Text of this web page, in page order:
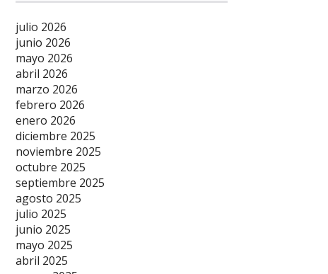
julio 2026
junio 2026
mayo 2026
abril 2026
marzo 2026
febrero 2026
enero 2026
diciembre 2025
noviembre 2025
octubre 2025
septiembre 2025
agosto 2025
julio 2025
junio 2025
mayo 2025
abril 2025